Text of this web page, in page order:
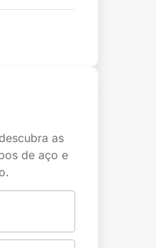
as
de aço e